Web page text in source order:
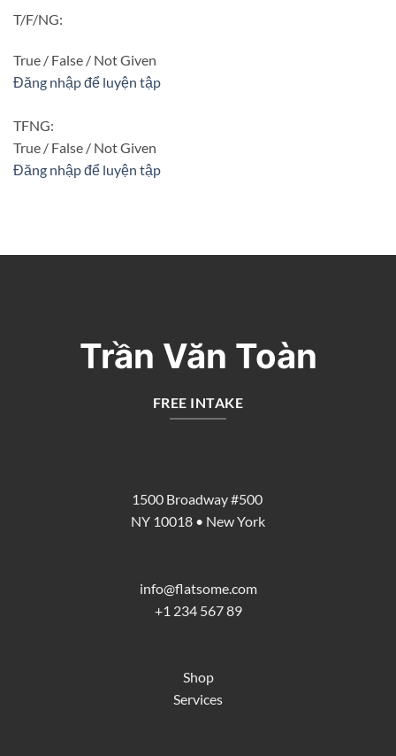
T/F/NG:
True / False / Not Given
Đăng nhập để luyện tập
TFNG:
True / False / Not Given
Đăng nhập để luyện tập
Trần Văn Toàn
FREE INTAKE
1500 Broadway #500
NY 10018 • New York
info@flatsome.com
+1 234 567 89
Shop
Services